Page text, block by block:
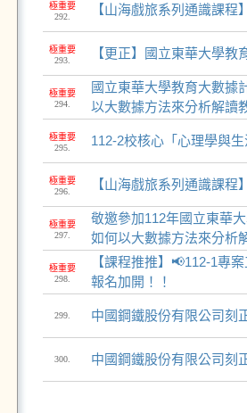
極重要
292.
【山海戲旅系列通識課
極重要
293.
【更正】國立東華大學
極重要
294.
國立東華大學教育大數
以大數據方法來分析解讀
極重要
295.
112-2校核心「心理學與
極重要
296.
【山海戲旅系列通識課
極重要
297.
敬邀參加112年國立東華
如何以大數據方法來分析
極重要
298.
【課程推推】📢112-1專
報名加開！！
299. 中國鋼鐵股份有限公司刻
300. 中國鋼鐵股份有限公司刻